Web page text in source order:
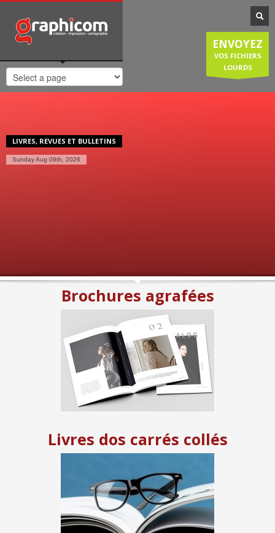
NOTRE SPÉCIALISATION
Notre entreprise familiale est spécialisée dans la cartographie, les
plans de ville, mais est également compétente en infographie, en
création graphique, en impression grâce à nos presses numériques
de haute qualité. Nous réalisons également des sites internet et
couvrons donc une large demande des entreprises et particuliers.
Vendredi: 8:30-12:30/14:00-18:00
Samedi/Dimanche: Fermé.
ENVOYEZ
VOS FICHIERS
LOURDS
LIVRES, REVUES ET BULLETINS
Sunday Aug 09th, 2026
Brochures agrafées
Livres dos carrés collés